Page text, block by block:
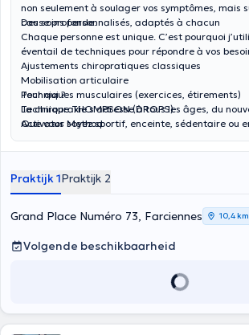
non seulement à soulager vos symptômes, mais
cause profonde.
Des soins personnalisés, adaptés à chacun
Chaque personne est unique. C’est pourquoi
éventail de techniques pour répondre à vos
Ajustements chiropratiques classiques
Mobilisation articulaire
Techniques musculaires (exercices, étirements)
Technique THOMPSON (DROPS)
Activator Method
Ventouses
Massage des points gâchettes (
DRY NEEDLING
Pour qui ?
La chiropraxie s’adresse àtous les âges, du
Que vous soyez sportif, enceinte, sédentaire ou
à votre situation.
Praktijk 1Praktijk 2
Grand Place Numéro 73, Farciennes 10,4 km
Volgende beschikbaarheid